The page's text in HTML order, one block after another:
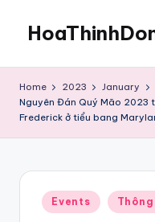
content
in
Washington
Home 2023 January
Nguyên Đán Quý Mão 2023
Frederick ở tiểu bang
Posted
in
Events